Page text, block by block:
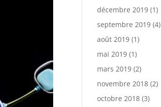
décembre 2019 (1)
septembre 2019 (4)
août 2019 (1)
mai 2019 (1)
mars 2019 (2)
novembre 2018 (2)
octobre 2018 (3)